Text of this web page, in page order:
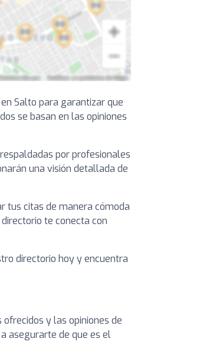
Salto para garantizar que
se basan en las opiniones
por profesionales
una visión detallada de
tus citas de manera cómoda
te conecta con
directorio hoy y encuentra
y las opiniones de
asegurarte de que es el